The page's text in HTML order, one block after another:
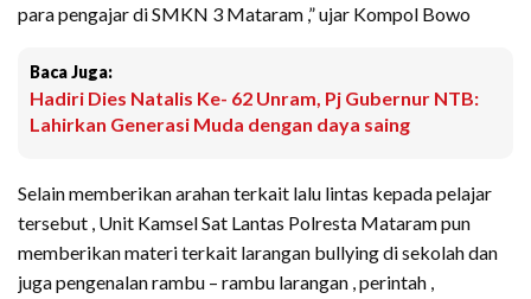
para pengajar di SMKN 3 Mataram ,” ujar Kompol Bowo
Baca Juga:
Hadiri Dies Natalis Ke- 62 Unram, Pj Gubernur NTB:
Lahirkan Generasi Muda dengan daya saing
Selain memberikan arahan terkait lalu lintas kepada pelajar
tersebut , Unit Kamsel Sat Lantas Polresta Mataram pun
memberikan materi terkait larangan bullying di sekolah dan
juga pengenalan rambu – rambu larangan , perintah ,